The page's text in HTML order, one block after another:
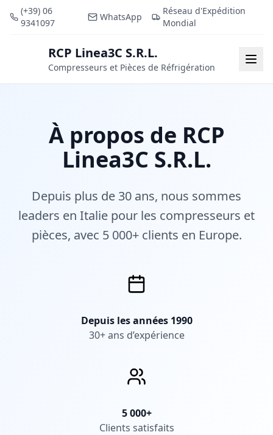
(+39) 06
9341097
WhatsApp
Réseau d'Expédition
Mondial
RCP Linea3C S.R.L.
Compresseurs et Pièces de Réfrigération
À propos de RCP
Linea3C S.R.L.
Depuis plus de 30 ans, nous sommes
leaders en Italie pour les compresseurs et
pièces, avec 5 000+ clients en Europe.
Depuis les années 1990
30+ ans d’expérience
5 000+
Clients satisfaits